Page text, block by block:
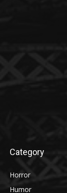
Category
Horror
Humor